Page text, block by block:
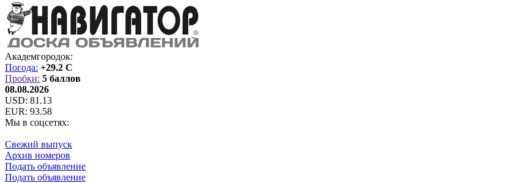
Академгородок:
Погода: +29.2 C
Пробки: 5 баллов
08.08.2026
USD: 81.13
EUR: 93.58
Мы в соцсетях:
Свежий выпуск
Архив номеров
Подать объявление
Подать объявление